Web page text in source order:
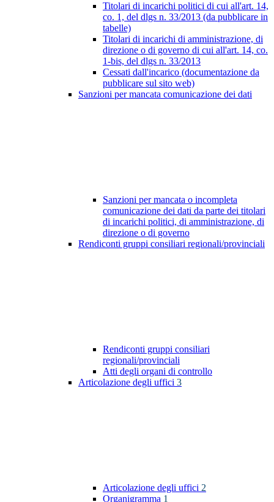
Titolari di incarichi politici di cui all'art. 14,
co. 1, del dlgs n. 33/2013 (da pubblicare in
tabelle)
Titolari di incarichi di amministrazione, di
direzione o di governo di cui all'art. 14, co.
1-bis, del dlgs n. 33/2013
Cessati dall'incarico (documentazione da
pubblicare sul sito web)
Sanzioni per mancata comunicazione dei dati
Sanzioni per mancata o incompleta
comunicazione dei dati da parte dei titolari
di incarichi politici, di amministrazione, di
direzione o di governo
Rendiconti gruppi consiliari regionali/provinciali
Rendiconti gruppi consiliari
regionali/provinciali
Atti degli organi di controllo
Articolazione degli uffici 3
Articolazione degli uffici 2
Organigramma 1